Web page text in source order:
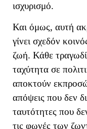
ισχυρισμό.
Και όμως, αυτή
γίνει σχεδόν
ζωή. Κάθε
ταχύτητα σε
αποκτούν
απόψεις που δεν
ταυτότητες που
τις φωνές των